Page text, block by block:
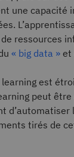
une capacité
ressources
« big data » et
est
peut
d’automatiser
tirés de